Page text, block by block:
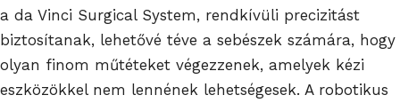
a da Vinci Surgical System, rendkívüli precizitást
biztosítanak, lehetővé téve a sebészek számára, hogy
olyan finom műtéteket végezzenek, amelyek kézi
eszközökkel nem lennének lehetségesek. A robotikus